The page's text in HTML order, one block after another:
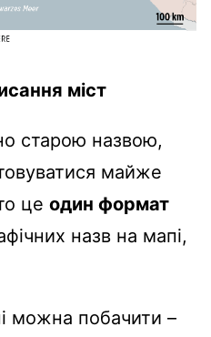
міст
старою назвою,
майже
це один формат
назв на мапі,
можна побачити –